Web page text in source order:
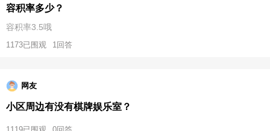
容积率多少？
容积率3.5哦
1173已围观 1回答
网友
小区周边有没有棋牌娱乐室？